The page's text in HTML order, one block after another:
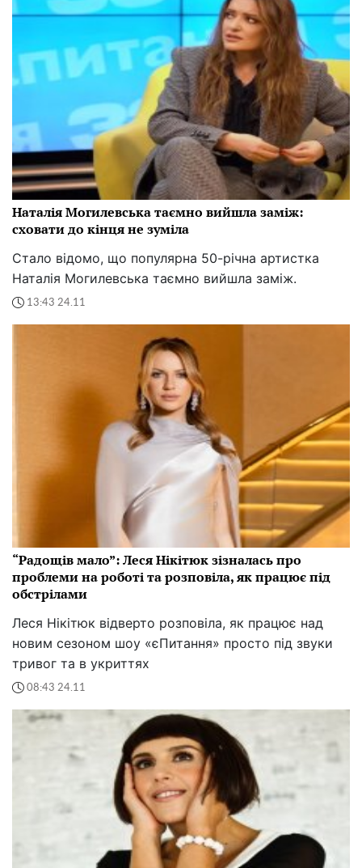
Наталія Могилевська таємно вийшла заміж:
сховати до кінця не зуміла
Стало відомо, що популярна 50-річна артистка
Наталія Могилевська таємно вийшла заміж.
13:43 24.11
“Радощів мало”: Леся Нікітюк зізналась про
проблеми на роботі та розповіла, як працює під
обстрілами
Леся Нікітюк відверто розповіла, як працює над
новим сезоном шоу «єПитання» просто під звуки
тривог та в укриттях
08:43 24.11